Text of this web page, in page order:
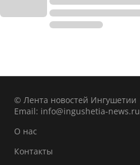
© Лента новостей Ингушетии
Email: info@ingushetia-news.ru
О нас
Контакты